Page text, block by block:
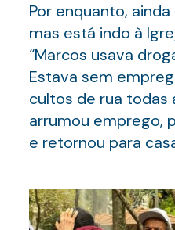
Por enquanto,
mas está indo à
“Marcos usava
Estava sem
cultos de rua todas
arrumou emprego,
e retornou para